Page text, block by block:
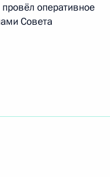
оперативное
Совета